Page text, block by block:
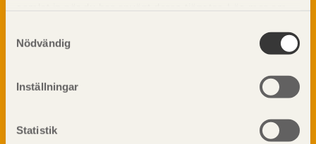
Nödvändig
Inställningar
Statistik
Sågverksprocessen
Kemisk behandling
Byggfysik
Ljud